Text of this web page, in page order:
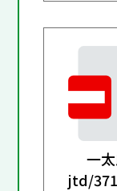
一
jtd/